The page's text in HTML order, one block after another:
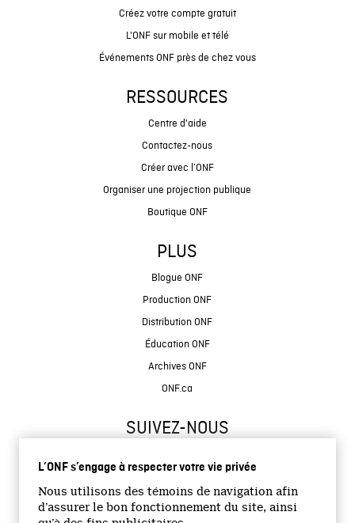
L’ONF s’engage à respecter votre vie privée
Nous utilisons des témoins de navigation afin
d’assurer le bon fonctionnement du site, ainsi
Créez votre compte gratuit
L'ONF sur mobile et télé
Événements ONF près de chez vous
RESSOURCES
Centre d'aide
Contactez-nous
Créer avec l’ONF
Organiser une projection publique
Boutique ONF
PLUS
Blogue ONF
Production ONF
Distribution ONF
Éducation ONF
Archives ONF
ONF.ca
SUIVEZ-NOUS